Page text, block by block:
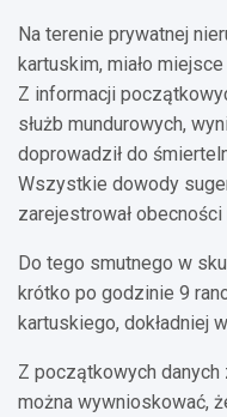
Na terenie prywatnej
kartuskim, miało
Z informacji
służb mundurowych,
doprowadził do
Wszystkie dowody
zarejestrował obecności
Do tego smutnego w
krótko po godzinie 9
kartuskiego, dokładniej
Z początkowych
można wywnioskować,